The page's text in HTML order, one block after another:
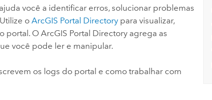
você a identificar erros, solucionar problemas
oArcGIS Portal Directory para visualizar,
O ArcGIS Portal Directory agrega as
você pode ler e manipular.
os logs do portal e como trabalhar com